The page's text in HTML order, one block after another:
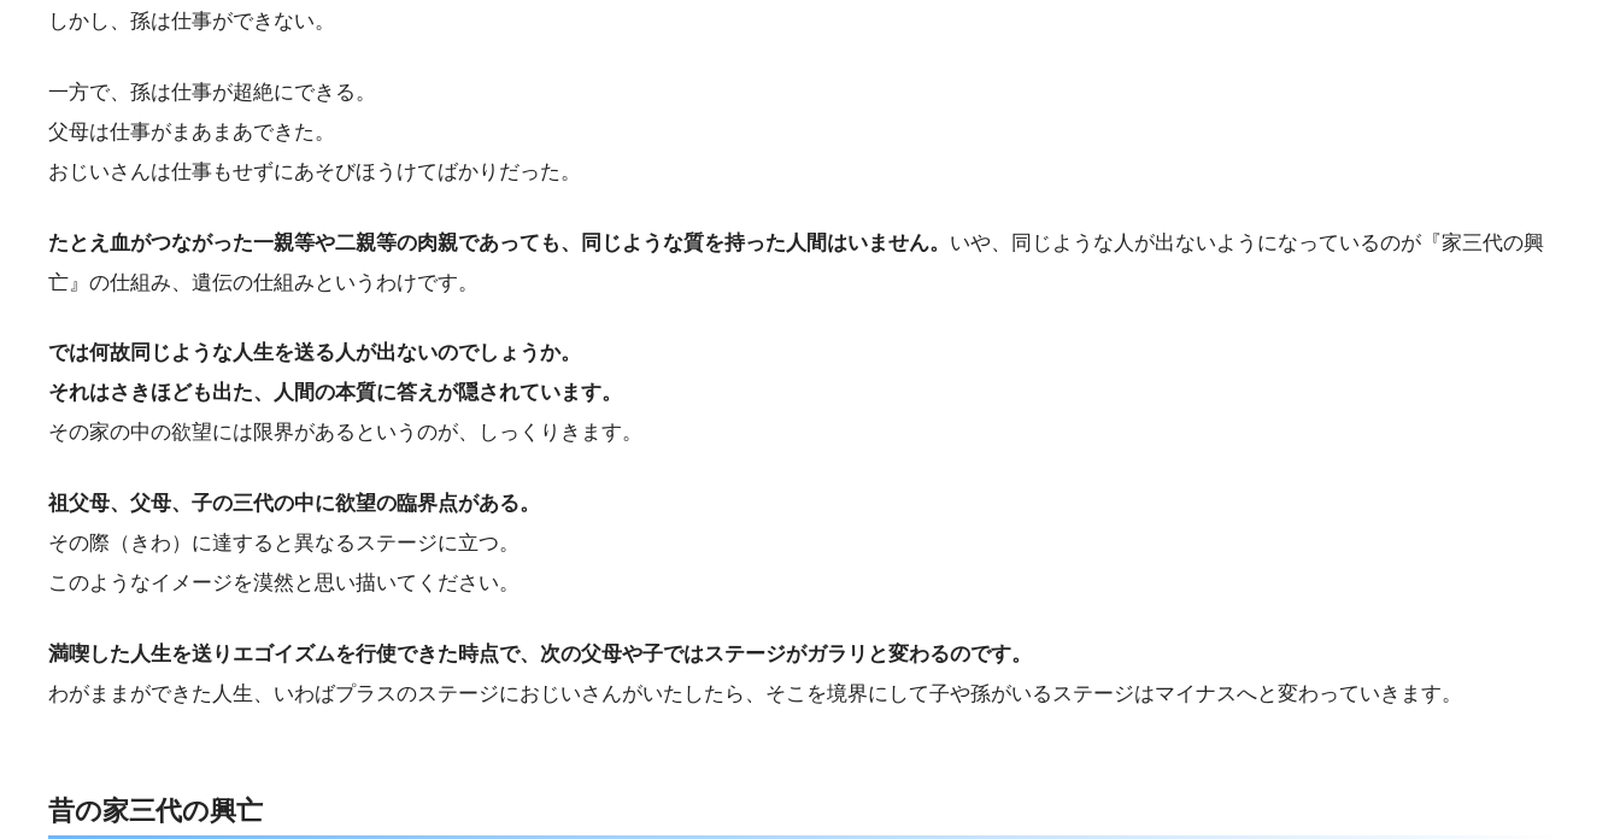
しかし、孫は仕事ができない。
一方で、孫は仕事が超絶にできる。
父母は仕事がまあまあできた。
おじいさんは仕事もせずにあそびほうけてばかりだった。
たとえ血がつながった一親等や二親等の肉親であっても、同じような質を持った人間はいません。 いや、同じような人が出ないようになっているのが『家三代の興
亡』の仕組み、遺伝の仕組みというわけです。
では何故同じような人生を送る人が出ないのでしょうか。
それはさきほども出た、人間の本質に答えが隠されています。
その家の中の欲望には限界があるというのが、しっくりきます。
祖父母、父母、子の三代の中に欲望の臨界点がある。
その際（きわ）に達すると異なるステージに立つ。
このようなイメージを漠然と思い描いてください。
満喫した人生を送りエゴイズムを行使できた時点で、次の父母や子ではステージがガラリと変わるのです。
わがままができた人生、いわばプラスのステージにおじいさんがいたしたら、そこを境界にして子や孫がいるステージはマイナスへと変わっていきます。
昔の家三代の興亡